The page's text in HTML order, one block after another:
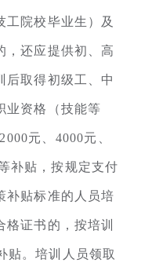
工院校毕业生）及
，还应提供初、高
后取得初级工、中
业资格（技能等
元、4000元、
补贴，按规定支付
补贴标准的人员培
证书的，按培训
贴。培训人员领取